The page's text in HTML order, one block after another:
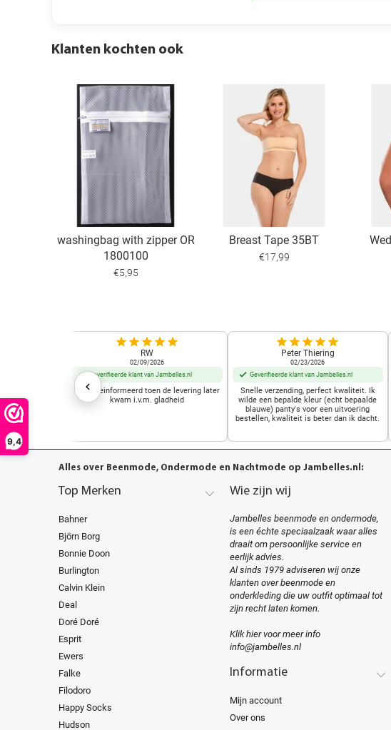
9,4
Klanten kochten ook
washingbag with zipper OR
1800100
€5,95
Breast Tape 35BT
€17,99
RW
02/09/2026
Geverifieerde klant van Jambelles.nl
Goed geinformeerd toen de levering later
kwam i.v.m. gladheid
Peter Thiering
02/23/2026
Geverifieerde klant van Jambelles.nl
Snelle verzending, perfect kwaliteit. Ik
wilde een bepalde kleur (echt bepaalde
blauwe) panty's voor een uitvoering
bestellen, kwaliteit is beter dan ik dacht.
Alles over Beenmode, Ondermode en Nachtmode op Jambelles.nl:
Top Merken
Bahner
Björn Borg
Bonnie Doon
Burlington
Calvin Klein
Deal
Doré Doré
Esprit
Ewers
Falke
Filodoro
Happy Socks
Hudson
Wie zijn wij
Jambelles beenmode en ondermode,
is een échte speciaalzaak waar alles
draait om persoonlijke service en
eerlijk advies.
Al sinds 1979 adviseren wij onze
klanten over beenmode en
onderkleding die uw outfit optimaal tot
zijn recht laten komen.
Klik hier voor meer info
info@jambelles.nl
Informatie
Mijn account
Over ons